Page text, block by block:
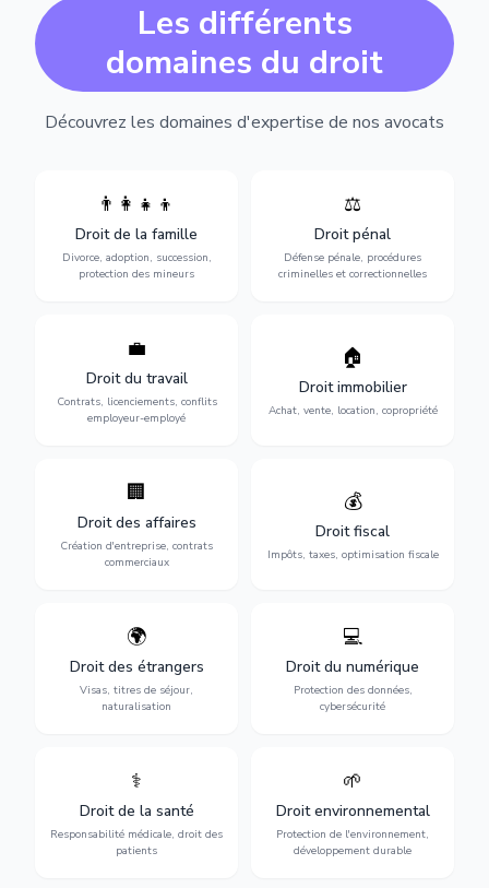
Les différents
domaines du droit
Découvrez les domaines d'expertise de nos avocats
👨‍👩‍👧‍👦
Droit de la famille
Divorce, adoption, succession,
protection des mineurs
Divorce, garde d'enfants,
adoption, succession et
protection des personnes
vulnérables.
⚖️
Droit pénal
Défense pénale, procédures
criminelles et correctionnelles
Expertise en matière pénale,
vue jusqu'au procès, pour
toute affaire correctionnelle
ou criminelle.
💼
Droit du travail
Contrats, licenciements, conflits
employeur-employé
Protection de vos droits au
licenciements, harcèlement,
discrimination et conflits
avec l'employeur.
🏠
Droit immobilier
Achat, vente, location, copropriété
Sécurisation de vos projets
immobiliers : achat, vente,
location, construction et
gestion de copropriété.
🏢
Droit des affaires
Création d'entreprise, contrats
commerciaux
Accompagnement complet
création, contrats
commerciaux, concurrence
et litiges.
💰
Droit fiscal
Impôts, taxes, optimisation fiscale
Optimisation de votre
situation fiscale :
déclarations, contentieux,
contrôles fiscaux et
planification.
🌍
Droit des étrangers
Visas, titres de séjour,
naturalisation
Obtention de vos droits de
séjour : visas, cartes de
séjour, regroupement
familial et naturalisation.
💻
Droit du numérique
Protection des données,
cybersécurité
Protection de vos activités
numériques : RGPD,
cybersécurité, e-commerce
et propriété digitale.
⚕️
Droit de la santé
Responsabilité médicale, droit des
patients
Défense de vos droits
médicales, responsabilité
des praticiens et
indemnisation.
🌱
Droit environnemental
Protection de l'environnement,
développement durable
Protection de
conformité
environnementale, litiges et
développement durable.